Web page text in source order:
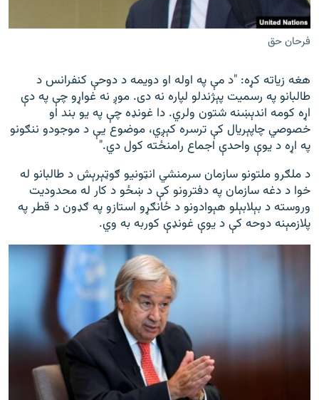
فرحان حق
هغه زیاته کړه: "د مې په اوله او دویمه د دوحې کنفرانس د
طالبانو په رسمیت پېژندلو لپاره نه دی. موږ نه غواړو چې په دې
اړه کومه اندېښنه شتون ولري. دا غونډه چې په یو بند او
خصوصي چاپېریال کې ترسره کېږي، موضوع یې د موجودو ننګونو
په اړه د یوې واحدې اجماع رامنځته کول دي."
د ملګرو ملتونو سازمان سرمنشي انټونیو ګوټېرېش د طالبانو له
خوا د دغه سازمان په دفترونو کې د ښځو د کار له محدودیت
وروسته د بېلابېلو هېوادونو د ځانګړو استازو په ګډون د قطر په
پلازمېنه دوحه کې د یوې غونډې کوربه به وي.